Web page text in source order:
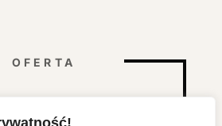
OFERTA
możemy Ci pomóc?